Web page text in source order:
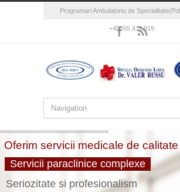
Programari Ambulatoriu de
+40265.411.919